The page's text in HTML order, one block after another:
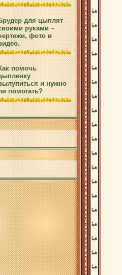
для цыплят
руками –
фото и
помочь
и нужно
помогать?